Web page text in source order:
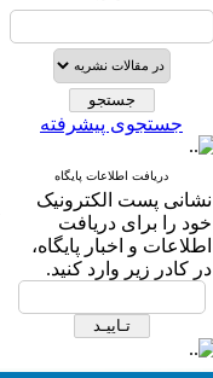
جستجوی پیشرفته
دریافت اطلاعات پایگاه
نشانی پست الکترونیک
خود را برای دریافت
اطلاعات و اخبار پایگاه،
در کادر زیر وارد کنید.